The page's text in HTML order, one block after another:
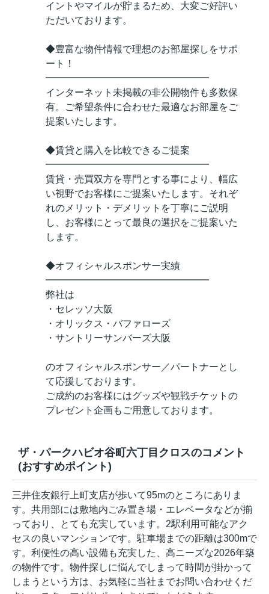
イントやマイルが貯まるため、大変ご好評い
ただいております。
◆豊富な物件情報で理想のお部屋探しをサポ
ート！
━━━━━━━━━━━━━━━━━
インターネット未掲載の非公開物件も多数保
有。ご希望条件に合わせた最適なお部屋をご
提案いたします。
◆賃貸と購入を比較できるご提案
━━━━━━━━━━━━━━━━━
賃貸・売買双方を専門とする事により、幅広
い視野でお客様にご提案いたします。それぞ
れのメリット・デメリットを丁寧にご説明
し、お客様にとって最良の選択をご提案いた
します。
◆オフィシャルスポンサー実績
━━━━━━━━━━━━━━━━━
弊社は
・セレッソ大阪
・オリックス・バファローズ
・サントリーサンバーズ大阪
のオフィシャルスポンサー／パートナーとし
て応援しております。
ご成約のお客様にはグッズや観戦チケットの
プレゼント企画もご用意しております。
ザ・パークハビオ谷町六丁目クロスのコメント
(おすすめポイント)
三井住友銀行上町支店が歩いて95mのところにありま
す。共用部には敷地内ごみ置き場・エレベータなどが揃
っており、とても充実しています。2駅利用可能なアク
セスの良いマンションです。駐車場までの距離は300mで
す。利便性の高い設備も充実した、高ニーズな2026年築
の物件です。物件探しに悩んでしまって時間が掛かって
しまうという方は、お気軽に当社までお問い合わせくだ